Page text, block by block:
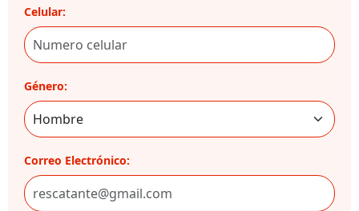
Celular:
Género:
Correo Electrónico: